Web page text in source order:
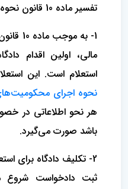
تفسیر ماده 10 قانون نحوه اجرای محکومیت‌های مالی:
1- به
مالی، اولین اقدام
استعلام است. این
نحوه اجرای
هر نحو اطلاعاتی در
باشد صورت می‌گیرد.
2- تکلیف دادگاه برای
ثبت دادخواست